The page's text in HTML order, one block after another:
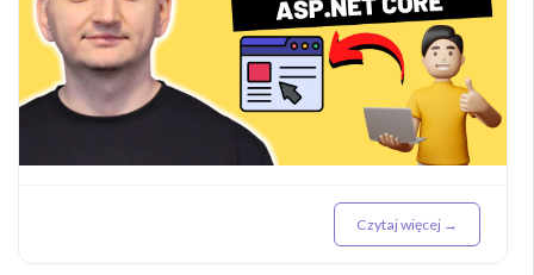
Czytaj więcej →